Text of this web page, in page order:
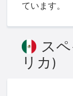
ています。
ス
リカ)